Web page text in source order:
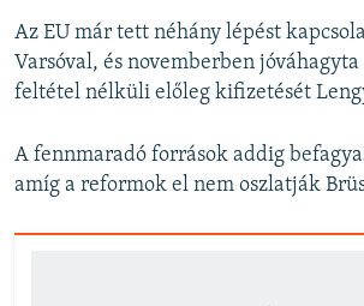
Az EU már tett néhány lépést
Varsóval, és novemberben
feltétel nélküli előleg kifizetését
A fennmaradó források addig
amíg a reformok el nem oszlatják